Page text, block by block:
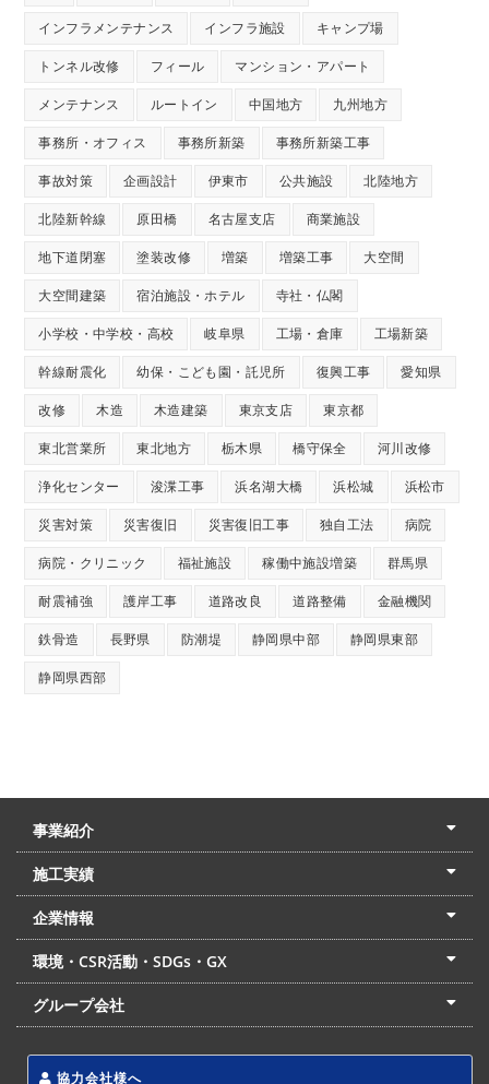
インフラメンテナンス インフラ施設 キャンプ場
トンネル改修 フィール マンション・アパート
メンテナンス ルートイン 中国地方 九州地方
事務所・オフィス 事務所新築 事務所新築工事
事故対策 企画設計 伊東市 公共施設 北陸地方
北陸新幹線 原田橋 名古屋支店 商業施設
地下道閉塞 塗装改修 増築 増築工事 大空間
大空間建築 宿泊施設・ホテル 寺社・仏閣
小学校・中学校・高校 岐阜県 工場・倉庫 工場新築
幹線耐震化 幼保・こども園・託児所 復興工事 愛知県
改修 木造 木造建築 東京支店 東京都
東北営業所 東北地方 栃木県 橋守保全 河川改修
浄化センター 浚渫工事 浜名湖大橋 浜松城 浜松市
災害対策 災害復旧 災害復旧工事 独自工法 病院
病院・クリニック 福祉施設 稼働中施設増築 群馬県
耐震補強 護岸工事 道路改良 道路整備 金融機関
鉄骨造 長野県 防潮堤 静岡県中部 静岡県東部
静岡県西部
事業紹介
土木本部
建築本部
PPP・PFI
リフォーム・リノベーション
中村建設の家
施工実績
土木部門
建築部門
リフォーム部門
住宅部門
名古屋支店
東京支店
企業情報
会社概要
経営理念
沿革
リクルート
最新情報
お問合せ
環境・CSR活動・SDGs・GX
LSS流動化処理工法
CSR・SDGs・GX
発電事業
次世代ZEBオフィス
グループ会社
協力会社様へ